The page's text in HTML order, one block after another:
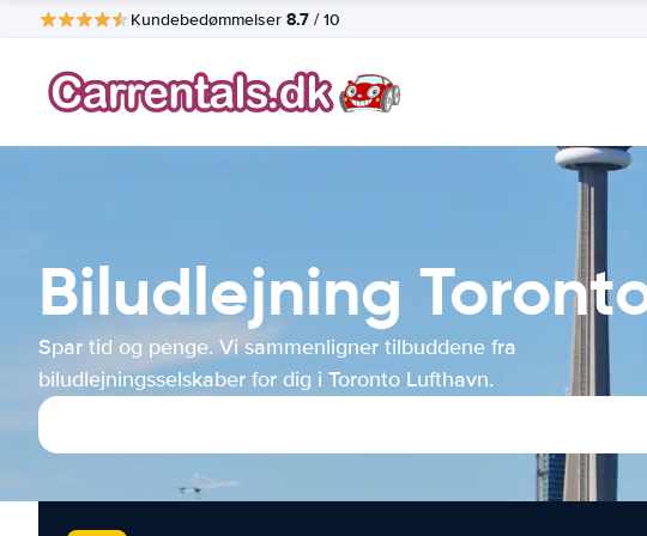
Kundebedømmelser 8.7 / 10
Biludlejning
Spar tid og penge. Vi sammenligner tilbuddene fra
biludlejningsselskaber for dig i Toronto Lufthavn.